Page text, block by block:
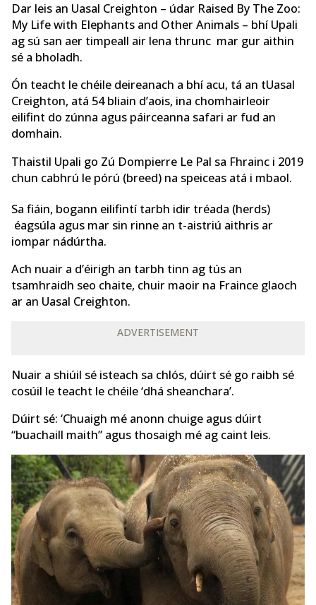
Dar leis an Uasal Creighton – údar Raised By The Zoo:
My Life with Elephants and Other Animals – bhí Upali
ag sú san aer timpeall air lena thrunc mar gur aithin
sé a bholadh.
Ón teacht le chéile deireanach a bhí acu, tá an tUasal
Creighton, atá 54 bliain d’aois, ina chomhairleoir
eilifint do zúnna agus páirceanna safari ar fud an
domhain.
Thaistil Upali go Zú Dompierre Le Pal sa Fhrainc i 2019
chun cabhrú le pórú (breed) na speiceas atá i mbaol.
Sa fiáin, bogann eilifintí tarbh idir tréada (herds)
éagsúla agus mar sin rinne an t-aistriú aithris ar
iompar nádúrtha.
Ach nuair a d’éirigh an tarbh tinn ag tús an
tsamhraidh seo chaite, chuir maoir na Fraince glaoch
ar an Uasal Creighton.
ADVERTISEMENT
Nuair a shiúil sé isteach sa chlós, dúirt sé go raibh sé
cosúil le teacht le chéile ‘dhá sheanchara’.
Dúirt sé: ‘Chuaigh mé anonn chuige agus dúirt
“buachaill maith” agus thosaigh mé ag caint leis.